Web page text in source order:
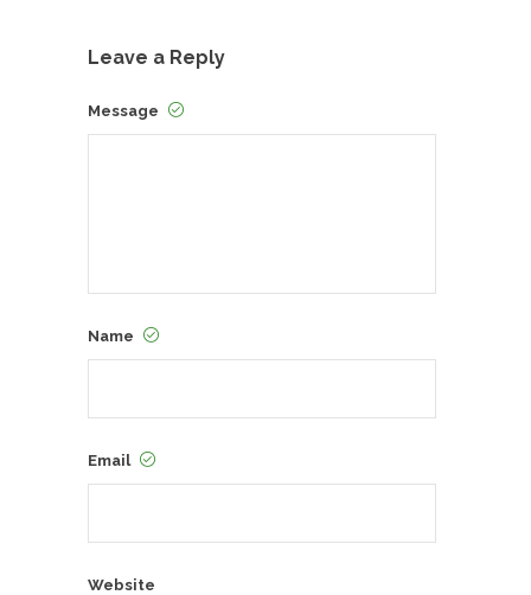
Leave a Reply
Message
Name
Email
Website